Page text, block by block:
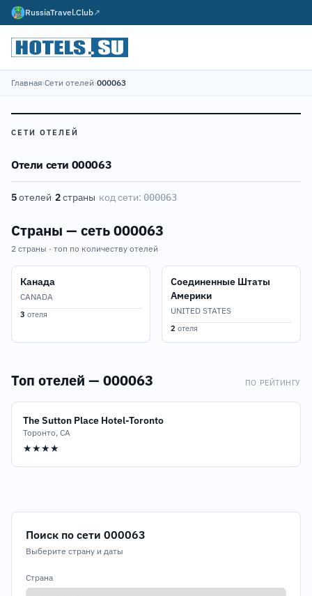
RussiaTravel.Club↗
Главная›Сети отелей›000063
СЕТИ ОТЕЛЕЙ
Отели сети 000063
5отелей·2страны·код сети: 000063
Страны — сеть 000063
2 страны · топ по количеству отелей
Канада
CANADA
3 отеля
Соединенные Штаты
Америки
UNITED STATES
2 отеля
Топ отелей — 000063 ПО РЕЙТИНГУ
The Sutton Place Hotel-Toronto
Торонто, CA
★★★★
Поиск по сети 000063
Выберите страну и даты
Страна